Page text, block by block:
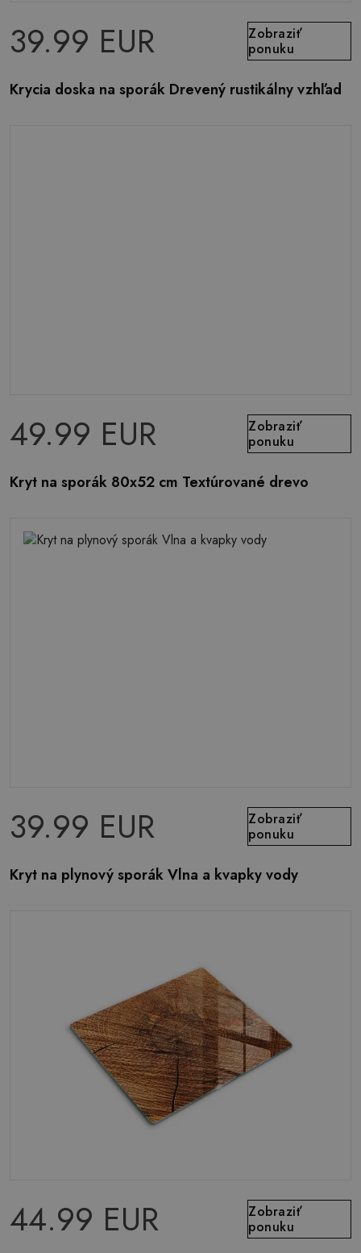
39.99 EUR
Zobraziť
ponuku
Krycia doska na sporák Drevený rustikálny vzhľad
49.99 EUR
Zobraziť
ponuku
Kryt na sporák 80x52 cm Textúrované drevo
39.99 EUR
Zobraziť
ponuku
Kryt na plynový sporák Vlna a kvapky vody
44.99 EUR
Zobraziť
ponuku